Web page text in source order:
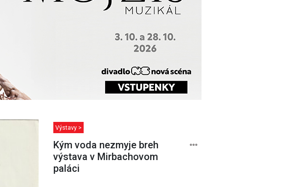
Výstavy >
Kým voda nezmyje breh
výstava v Mirbachovom
paláci